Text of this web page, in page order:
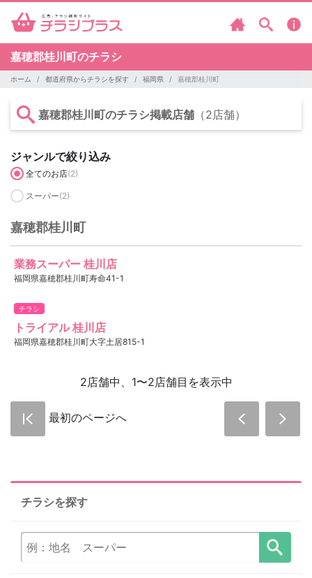
嘉穂郡桂川町のチラシ
ホーム 都道府県からチラシを探す 福岡県 嘉穂郡桂川町
嘉穂郡桂川町のチラシ掲載店舗 （2店舗）
ジャンルで絞り込み
全てのお店(2)
スーパー(2)
嘉穂郡桂川町
業務スーパー 桂川店
福岡県嘉穂郡桂川町寿命41-1
チラシ
トライアル 桂川店
福岡県嘉穂郡桂川町大字土居815-1
2店舗中、1〜2店舗目を表示中
最初のページへ
チラシを探す